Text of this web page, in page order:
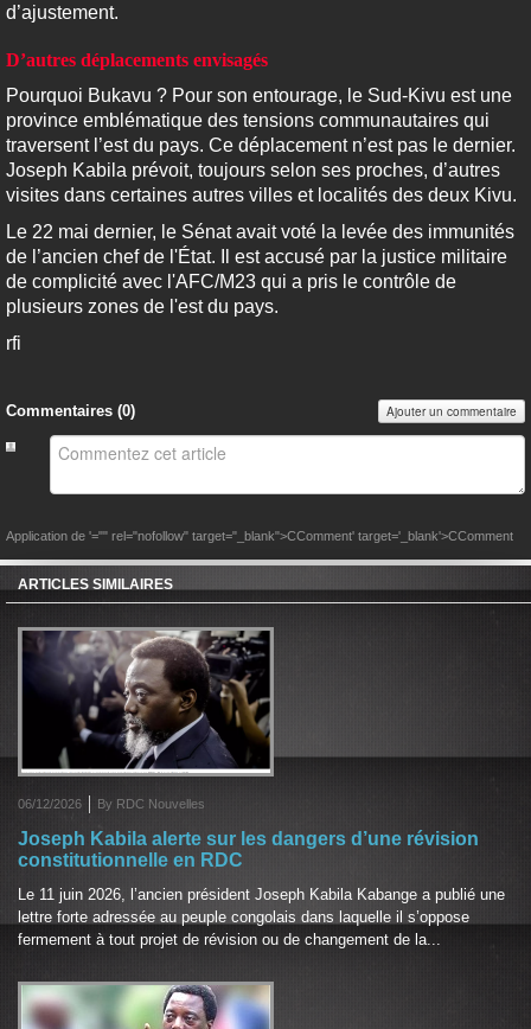
d’ajustement.
D’autres déplacements envisagés
Pourquoi Bukavu ? Pour son entourage, le Sud-Kivu est une
province emblématique des tensions communautaires qui
traversent l’est du pays. Ce déplacement n’est pas le dernier.
Joseph Kabila prévoit, toujours selon ses proches, d’autres
visites dans certaines autres villes et localités des deux Kivu.
Le 22 mai dernier, le Sénat avait voté la levée des immunités
de l’ancien chef de l'État. Il est accusé par la justice militaire
de complicité avec l'AFC/M23 qui a pris le contrôle de
plusieurs zones de l'est du pays.
rfi
Commentaires (0) Ajouter un commentaire
Application de '="" rel="nofollow" target="_blank">CComment' target='_blank'>CComment
ARTICLES SIMILAIRES
06/12/2026 By RDC Nouvelles
Joseph Kabila alerte sur les dangers d’une révision
constitutionnelle en RDC
Le 11 juin 2026, l’ancien président Joseph Kabila Kabange a publié une
lettre forte adressée au peuple congolais dans laquelle il s’oppose
fermement à tout projet de révision ou de changement de la...